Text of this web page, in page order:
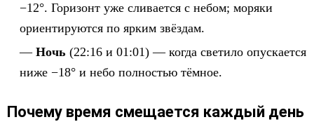
−12°. Горизонт уже сливается с небом; моряки
ориентируются по ярким звёздам.
Ночь (22:16 и 01:01) — когда светило опускается
ниже −18° и небо полностью тёмное.
Почему время смещается каждый день